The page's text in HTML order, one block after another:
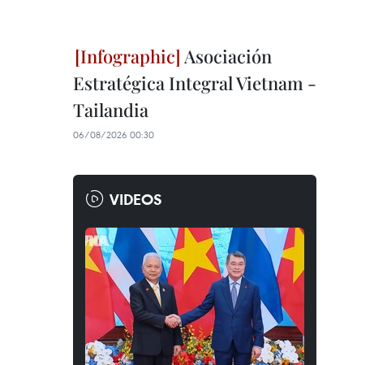
Asociación
Estratégica Integral Vietnam -
Tailandia
06/08/2026 00:30
VIDEOS